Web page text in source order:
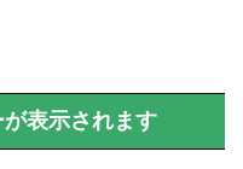
表示されます